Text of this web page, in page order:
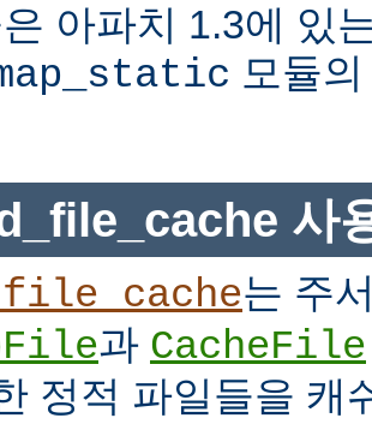
아파치 1.3에 있
모듈
사
는 주
과 CacheFile
정적 파일들을 캐